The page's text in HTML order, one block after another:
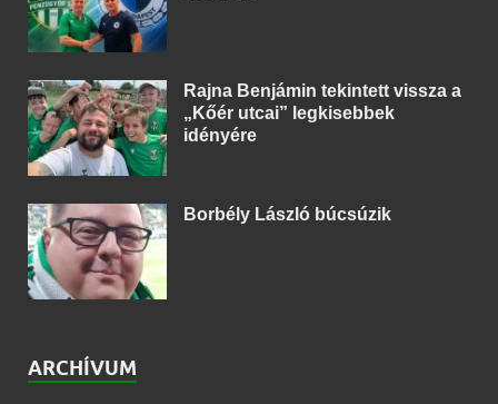
Rajna Benjámin tekintett vissza a
„Kőér utcai” legkisebbek
idényére
Borbély László búcsúzik
ARCHÍVUM